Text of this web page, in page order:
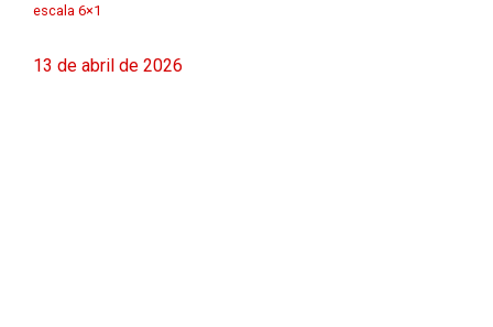
escala 6×1
13 de abril de 2026